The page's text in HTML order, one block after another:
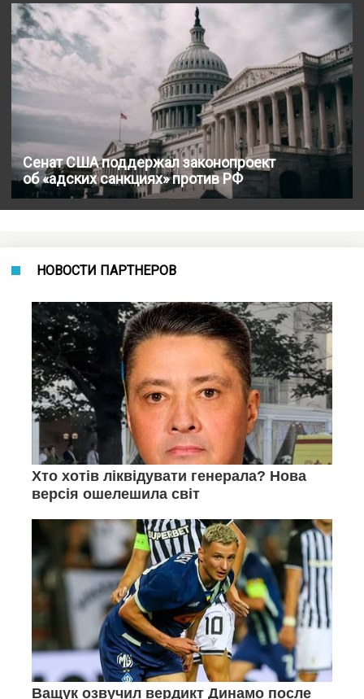
Сенат США поддержал законопроект
об «адских санкциях» против РФ
НОВОСТИ ПАРТНЕРОВ